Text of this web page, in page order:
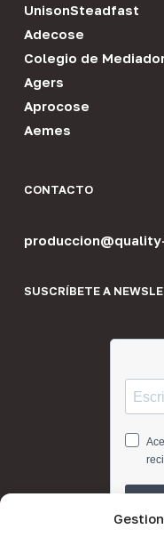
UnisonSteadfast
Adecose
Colegio de
Agers
Aprocose
Aemes
CONTACTO
SUSCRÍBETE A